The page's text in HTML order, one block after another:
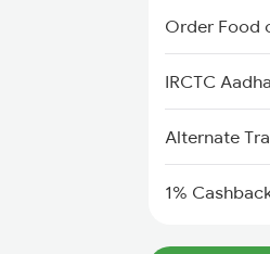
Order Food
IRCTC
Alternate
1%